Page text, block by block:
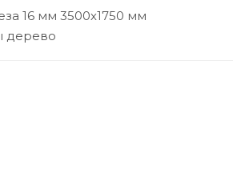
16 мм 3500х1750 мм
дерево